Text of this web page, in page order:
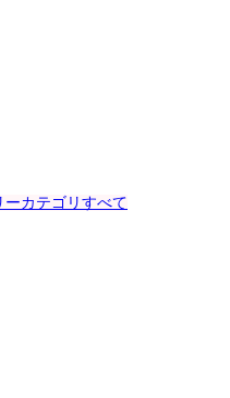
ーカテゴリすべて